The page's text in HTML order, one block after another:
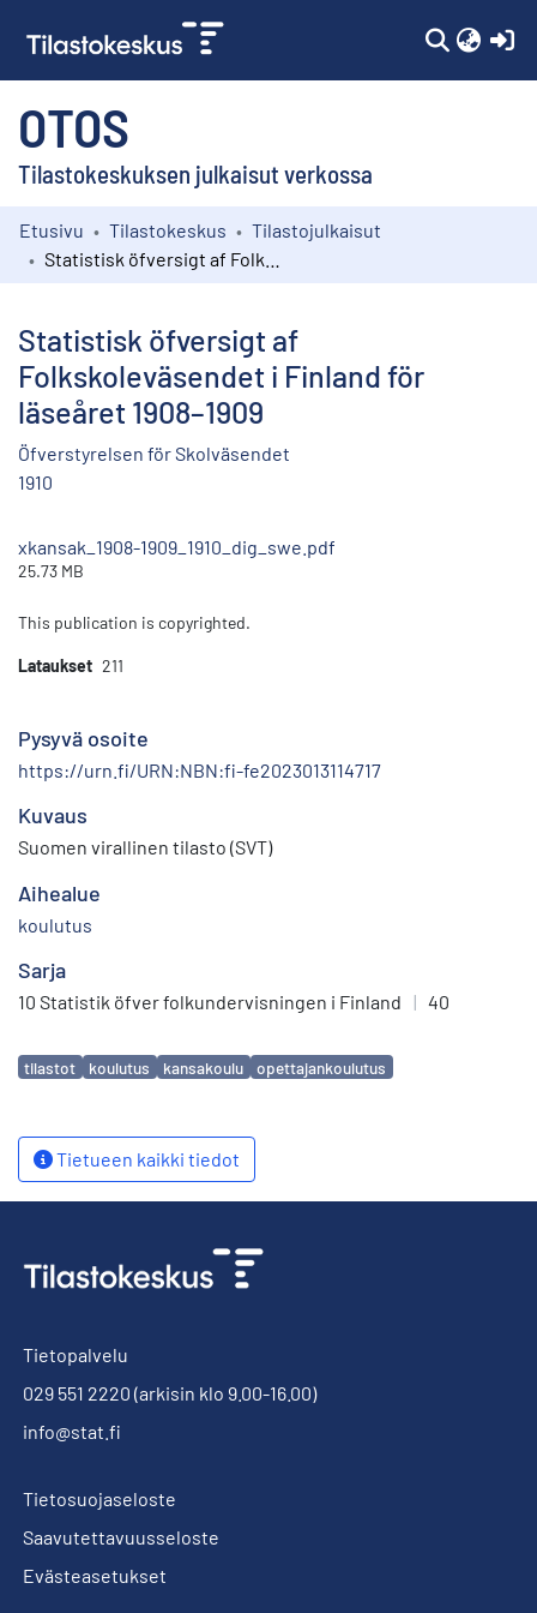
OTOS
Tilastokeskuksen julkaisut verkossa
Kokoelmat
Etusivu Tilastokeskus
Tilastojulkaisut
Statistisk öfversigt af
Folkskoleväsendet i Finland för
läseåret 1908–1909
Öfverstyrelsen för Skolväsendet
1910
xkansak_1908-1909_1910_dig_swe.pdf
25.73 MB
This publication is copyrighted.
Lataukset 211
Pysyvä osoite
https://urn.fi/URN:NBN:fi-fe2023013114717
Kuvaus
Suomen virallinen tilasto (SVT)
Aihealue
koulutus
Sarja
10 Statistik öfver folkundervisningen i Finland | 40
Avainsanat
tilastot koulutus kansakoulu opettajankoulutus
Tietueen kaikki tiedot
Tietopalvelu
029 551 2220 (arkisin klo 9.00-16.00)
info@stat.fi
Tietosuojaseloste
Saavutettavuusseloste
Evästeasetukset